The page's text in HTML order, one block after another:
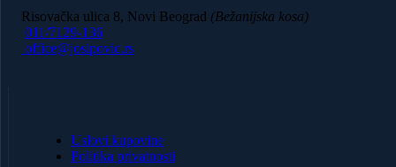
Risovačka ulica 8, Novi Beograd (Bežanijska kosa)
011/7129-136
office@josipovic.rs
Uslovi kupovine
Politika privatnosti